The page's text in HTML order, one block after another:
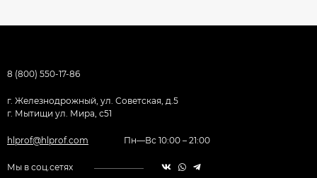
8 (800) 550-17-86
г. Железнодрожный, ул. Советская, д.5
г. Мытищи ул. Мира, с51
hlprof@hlprof.com Пн—Вс 10:00 – 21:00
Мы в соц.сетях